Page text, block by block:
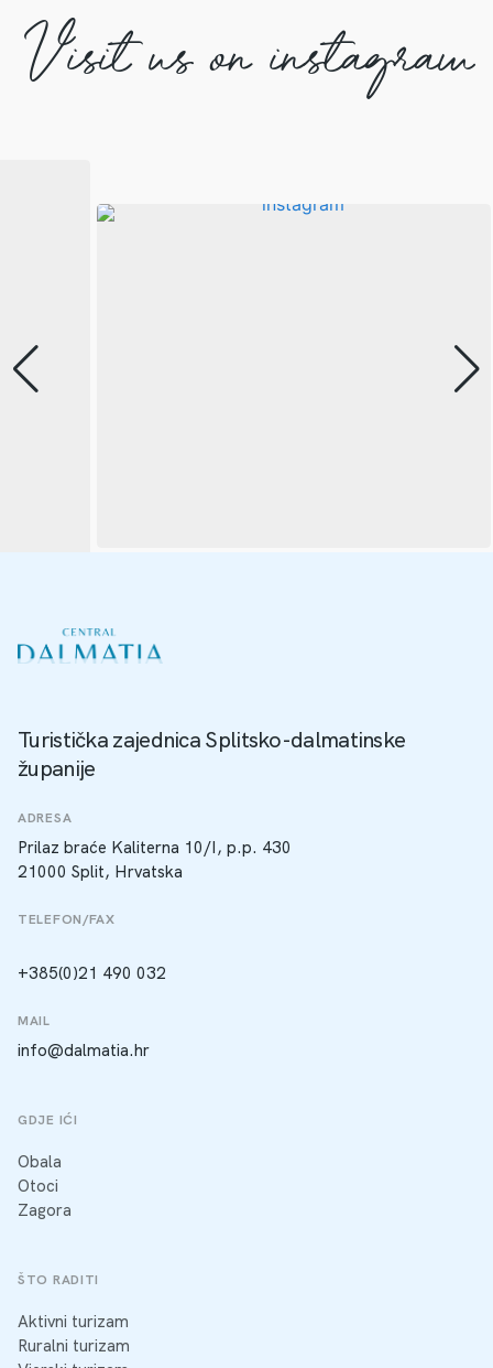
Visit us on instagram
Turistička zajednica Splitsko-dalmatinske
županije
ADRESA
Prilaz braće Kaliterna 10/I, p.p. 430
21000 Split, Hrvatska
TELEFON/FAX
+385(0)21 490 032
MAIL
info@dalmatia.hr
GDJE IĆI
Obala
Otoci
Zagora
ŠTO RADITI
Aktivni turizam
Ruralni turizam